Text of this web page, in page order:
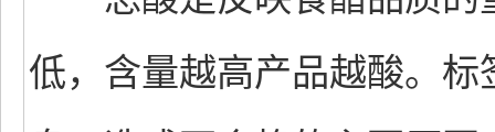
低，含量越高产品越酸。